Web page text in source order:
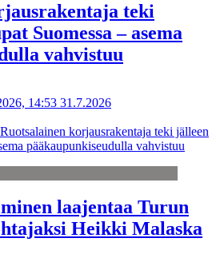
teki
Suomessa – asema
vahvistuu
14:53 31.7.2026
korjausrakentaja teki jälleen
pääkaupunkiseudulla vahvistuu
laajentaa Turun
Heikki Malaska